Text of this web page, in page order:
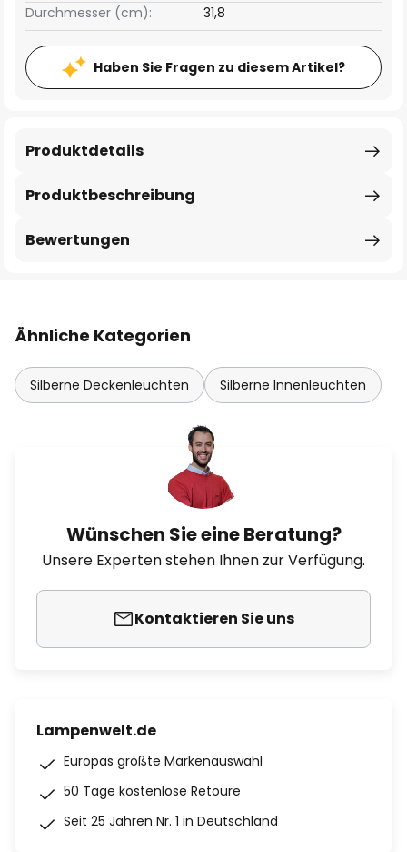
Durchmesser (cm):
31,8
Haben Sie Fragen zu diesem Artikel?
Produktbeschreibung
Produktdetails
Bewertungen
Ähnliche Kategorien
Silberne Deckenleuchten Silberne Innenleuchten
Wünschen Sie eine Beratung?
Unsere Experten stehen Ihnen zur Verfügung.
Kontaktieren Sie uns
Lampenwelt.de
Europas größte Markenauswahl
50 Tage kostenlose Retoure
Seit 25 Jahren Nr. 1 in Deutschland